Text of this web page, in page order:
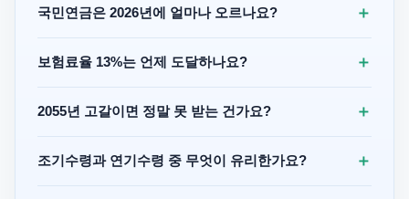
국민연금은 2026년에 얼마나 오르나요? ＋
보험료율 13%는 언제 도달하나요? ＋
2055년 고갈이면 정말 못 받는 건가요? ＋
조기수령과 연기수령 중 무엇이 유리한가요? ＋